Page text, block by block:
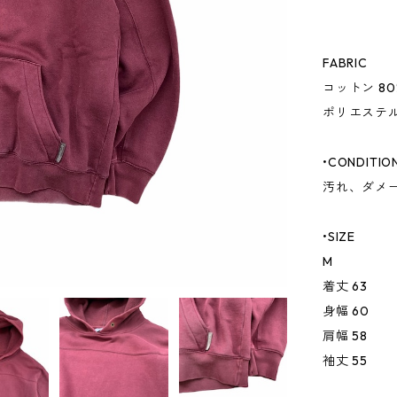
FABRIC
コットン
ポリエステ
汚れ、ダメ
•SIZE
M
着丈 63
身幅 60
肩幅 58
袖丈 55